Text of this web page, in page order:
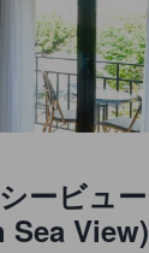
ービュー
View)